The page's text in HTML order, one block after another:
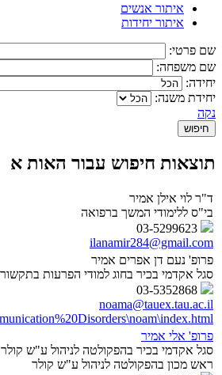
איתור אנשים
איתור יחידות
שם פרטי:
שם משפחה:
יחידה:
יחידת משנה:
נקה
תוצאות חיפוש עבור האות א
ד"ר לוי אילן אמיר
בי"ס ללימודי המשך ברפואה
ilanamir284@gmail.com
פרופ' נעם דן אפרים אמיר
סגל אקדמי בכיר בחוג למודי הפרעות
noama@tauex.tau.ac.il
פרופ' אלי אמיר
סגל אקדמי בכיר בהפקולטה לניהול ע"ש קולר
ראש מכון בהפקולטה לניהול ע"ש קולר